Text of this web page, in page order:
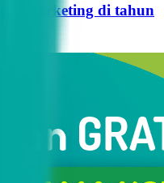
Marketing di tahun